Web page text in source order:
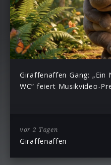
Giraffenaffen Gang: „Ein
WC“ feiert Musikvideo-
vor 2 Tagen
Giraffenaffen